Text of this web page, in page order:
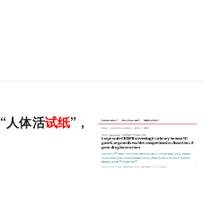
人体活试纸”，一次性筛选近两千个